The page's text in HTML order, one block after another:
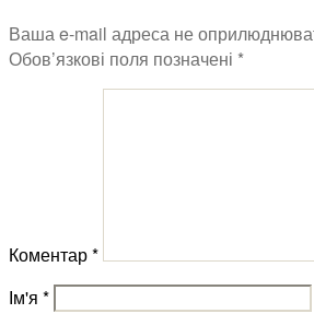
Ваша e-mail адреса не
Обов’язкові поля позначені *
Коментар*
Ім'я *